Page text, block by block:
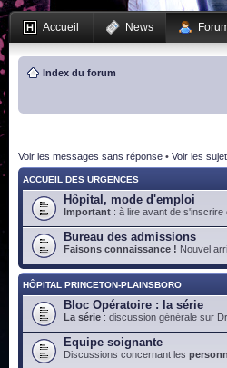
Accueil News
Index du forum
Voir les messages sans réponse • Voir les
ACCUEIL DES URGENCES
Hôpital, mode d'emploi
Important : à lire avant de s'inscrire
Bureau des admissions
Faisons connaissance ! Nouvel
HÔPITAL PRINCETON-PLAINSBORO
Bloc Opératoire : la série
La série : discussion générale sur
Equipe soignante
Discussions concernant les